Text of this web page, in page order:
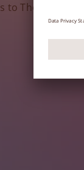
to Therapy Tools.